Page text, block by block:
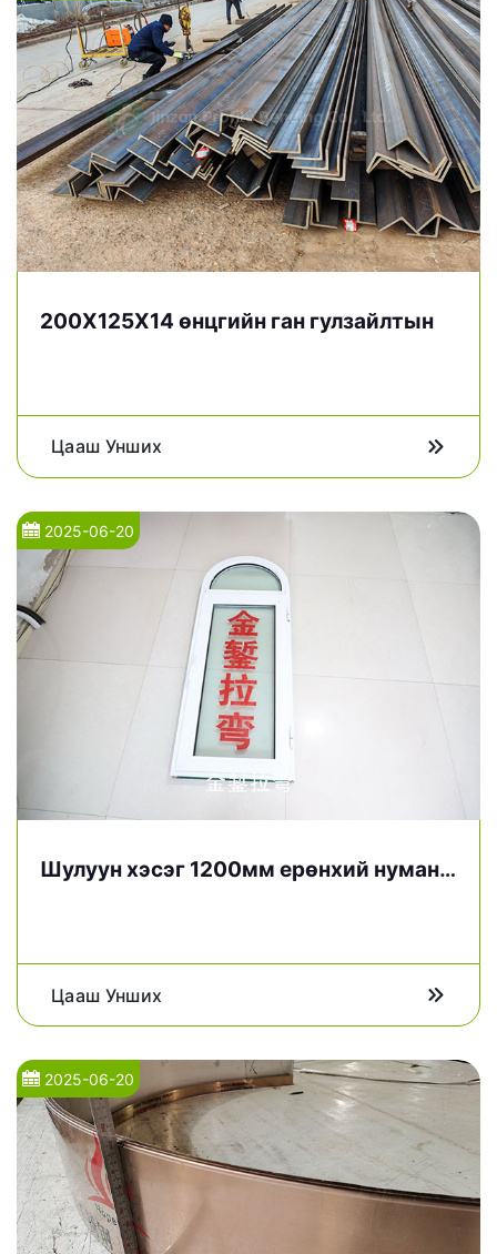
200X125X14 өнцгийн ган гулзайлтын
Цааш Унших
2025-06-20
Шулуун хэсэг 1200мм ерөнхий нуман
Цааш Унших
2025-06-20